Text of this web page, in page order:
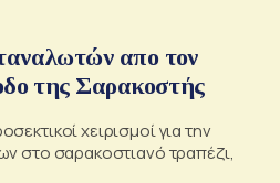
απο τον
της Σαρακοστής
χειρισμοί για την
στο σαρακοστιανό τραπέζι,